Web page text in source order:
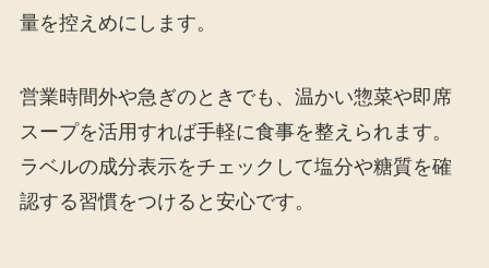
量を控えめにします。
営業時間外や急ぎのときでも、温かい惣菜や即席
スープを活用すれば手軽に食事を整えられます。
ラベルの成分表示をチェックして塩分や糖質を確
認する習慣をつけると安心です。